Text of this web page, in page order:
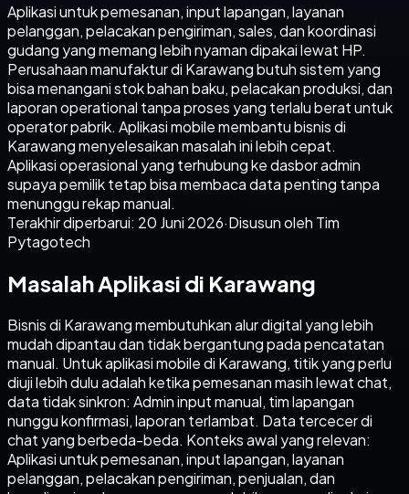
Aplikasi untuk pemesanan, input lapangan, layanan
pelanggan, pelacakan pengiriman, sales, dan koordinasi
gudang yang memang lebih nyaman dipakai lewat HP.
Perusahaan manufaktur di Karawang butuh sistem yang
bisa menangani stok bahan baku, pelacakan produksi, dan
laporan operational tanpa proses yang terlalu berat untuk
operator pabrik. Aplikasi mobile membantu bisnis di
Karawang menyelesaikan masalah ini lebih cepat.
Aplikasi operasional yang terhubung ke dasbor admin
supaya pemilik tetap bisa membaca data penting tanpa
menunggu rekap manual.
Terakhir diperbarui: 20 Juni 2026·Disusun oleh Tim
Pytagotech
Masalah Aplikasi di Karawang
Bisnis di Karawang membutuhkan alur digital yang lebih
mudah dipantau dan tidak bergantung pada pencatatan
manual. Untuk aplikasi mobile di Karawang, titik yang perlu
diuji lebih dulu adalah ketika pemesanan masih lewat chat,
data tidak sinkron: Admin input manual, tim lapangan
nunggu konfirmasi, laporan terlambat. Data tercecer di
chat yang berbeda-beda. Konteks awal yang relevan:
Aplikasi untuk pemesanan, input lapangan, layanan
pelanggan, pelacakan pengiriman, penjualan, dan